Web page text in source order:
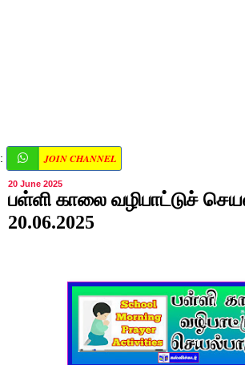
: JOIN CHANNEL
20 June 2025
பள்ளி காலை வழிபாட்டுச்
20.06.2025